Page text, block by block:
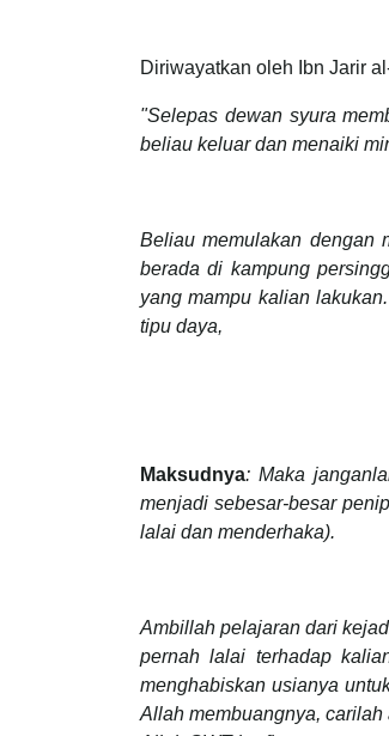
Diriwayatkan oleh Ibn Jarir
"Selepas dewan syura
beliau keluar dan menaiki
Beliau memulakan dengan
berada di kampung
yang mampu kalian
tipu daya,
Maksudnya: Maka
menjadi sebesar-besar
lalai dan menderhaka).
Ambillah pelajaran dari
pernah lalai terhadap
menghabiskan usianya
Allah membuangnya,